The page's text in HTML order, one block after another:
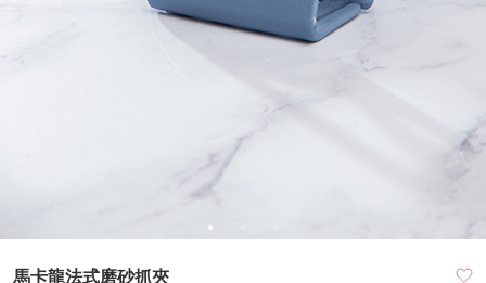
馬卡龍法式磨砂抓夾